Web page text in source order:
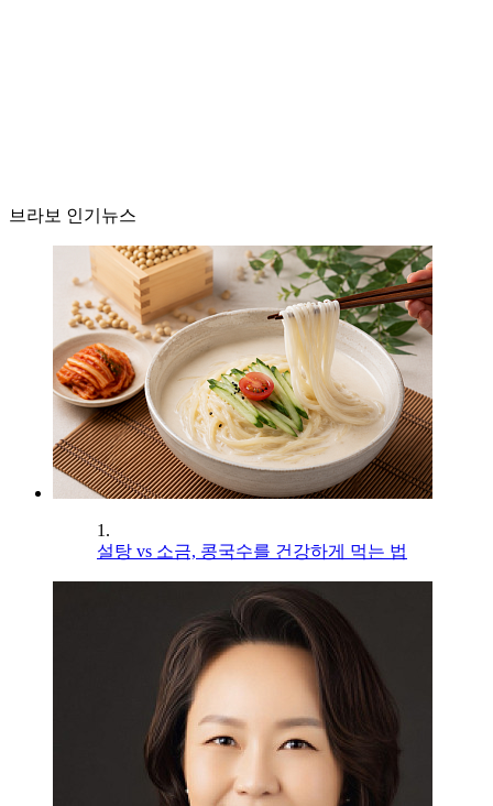
브라보 인기뉴스
1.
설탕 vs 소금, 콩국수를 건강하게 먹는 법